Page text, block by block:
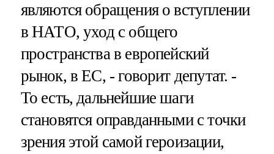
являются обращения о вступлении
в НАТО, уход с общего
пространства в европейский
рынок, в ЕС, - говорит депутат. -
То есть, дальнейшие шаги
становятся оправданными с точки
зрения этой самой героизации,